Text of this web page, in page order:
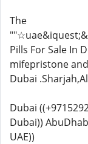
The
Pills For Sale In
mifepristone
Dubai .Sharjah,Al
Dubai
Dubai))
UAE))